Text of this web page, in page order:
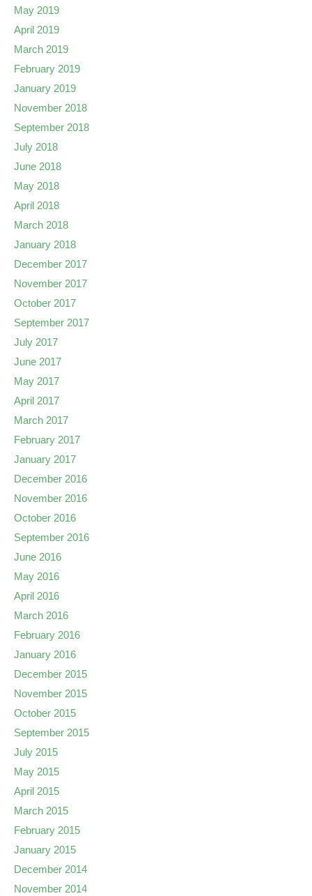
May 2019
April 2019
March 2019
February 2019
January 2019
November 2018
September 2018
July 2018
June 2018
May 2018
April 2018
March 2018
January 2018
December 2017
November 2017
October 2017
September 2017
July 2017
June 2017
May 2017
April 2017
March 2017
February 2017
January 2017
December 2016
November 2016
October 2016
September 2016
June 2016
May 2016
April 2016
March 2016
February 2016
January 2016
December 2015
November 2015
October 2015
September 2015
July 2015
May 2015
April 2015
March 2015
February 2015
January 2015
December 2014
November 2014